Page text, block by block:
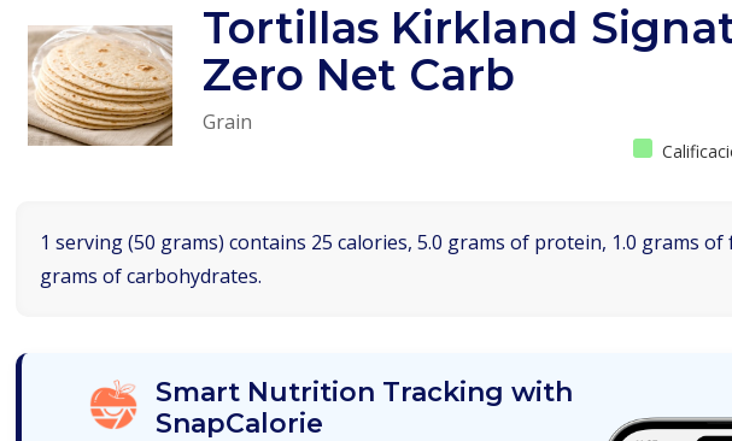
Tortillas Kirkland
Zero Net Carb
Grain
1 serving (50 grams) contains 25 calories, 5.0 grams of protein, 1.0 grams of
grams of carbohydrates.
Smart Nutrition Tracking with
SnapCalorie